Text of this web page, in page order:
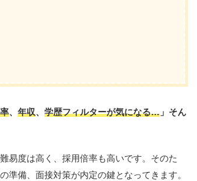
、 年収、 学歴フィルターが気になる… 」そん
易度は高く、採用倍率も高いです。そのた
準備、面接対策が内定の鍵となってきます。